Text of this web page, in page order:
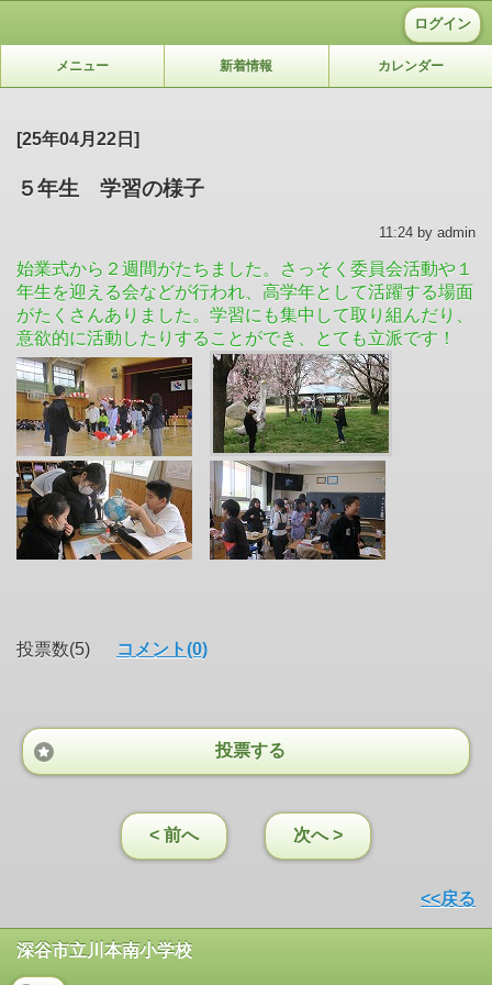
ログイン
メニュー 新着情報 カレンダー
[25年04月22日]
５年生 学習の様子
11:24 by admin
始業式から２週間がたちました。さっそく委員会活動や１
年生を迎える会などが行われ、高学年として活躍する場面
がたくさんありました。学習にも集中して取り組んだり、
意欲的に活動したりすることができ、とても立派です！
投票数(5) コメント(0)
投票する
< 前へ 次へ >
<<戻る
深谷市立川本南小学校